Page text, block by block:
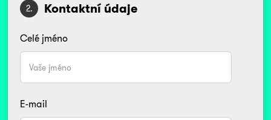
2. Kontaktní údaje
Celé jméno
E-mail